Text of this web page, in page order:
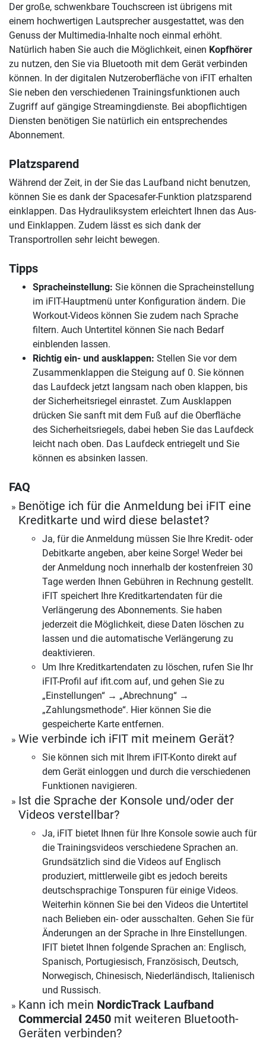
Der große, schwenkbare Touchscreen ist übrigens mit
einem hochwertigen Lautsprecher ausgestattet, was den
Genuss der Multimedia-Inhalte noch einmal erhöht.
Natürlich haben Sie auch die Möglichkeit, einen Kopfhörer
zu nutzen, den Sie via Bluetooth mit dem Gerät verbinden
können. In der digitalen Nutzeroberfläche von iFIT erhalten
Sie neben den verschiedenen Trainingsfunktionen auch
Zugriff auf gängige Streamingdienste. Bei abopflichtigen
Diensten benötigen Sie natürlich ein entsprechendes
Abonnement.
Platzsparend
Während der Zeit, in der Sie das Laufband nicht benutzen,
können Sie es dank der Spacesafer-Funktion platzsparend
einklappen. Das Hydrauliksystem erleichtert Ihnen das Aus-
und Einklappen. Zudem lässt es sich dank der
Transportrollen sehr leicht bewegen.
Tipps
Spracheinstellung: Sie können die Spracheinstellung
im iFIT-Hauptmenü unter Konfiguration ändern. Die
Workout-Videos können Sie zudem nach Sprache
filtern. Auch Untertitel können Sie nach Bedarf
einblenden lassen.
Richtig ein- und ausklappen: Stellen Sie vor dem
Zusammenklappen die Steigung auf 0. Sie können
das Laufdeck jetzt langsam nach oben klappen, bis
der Sicherheitsriegel einrastet. Zum Ausklappen
drücken Sie sanft mit dem Fuß auf die Oberfläche
des Sicherheitsriegels, dabei heben Sie das Laufdeck
leicht nach oben. Das Laufdeck entriegelt und Sie
können es absinken lassen.
FAQ
Benötige ich für die Anmeldung bei iFIT eine
Kreditkarte und wird diese belastet?
Ja, für die Anmeldung müssen Sie Ihre Kredit- oder
Debitkarte angeben, aber keine Sorge! Weder bei
der Anmeldung noch innerhalb der kostenfreien 30
Tage werden Ihnen Gebühren in Rechnung gestellt.
iFIT speichert Ihre Kreditkartendaten für die
Verlängerung des Abonnements. Sie haben
jederzeit die Möglichkeit, diese Daten löschen zu
lassen und die automatische Verlängerung zu
deaktivieren.
Um Ihre Kreditkartendaten zu löschen, rufen Sie Ihr
iFIT-Profil auf ifit.com auf, und gehen Sie zu
„Einstellungen“ → „Abrechnung“ →
„Zahlungsmethode“. Hier können Sie die
gespeicherte Karte entfernen.
Wie verbinde ich iFIT mit meinem Gerät?
Sie können sich mit Ihrem iFIT-Konto direkt auf
dem Gerät einloggen und durch die verschiedenen
Funktionen navigieren.
Ist die Sprache der Konsole und/oder der
Videos verstellbar?
Ja, iFIT bietet Ihnen für Ihre Konsole sowie auch für
die Trainingsvideos verschiedene Sprachen an.
Grundsätzlich sind die Videos auf Englisch
produziert, mittlerweile gibt es jedoch bereits
deutschsprachige Tonspuren für einige Videos.
Weiterhin können Sie bei den Videos die Untertitel
nach Belieben ein- oder ausschalten. Gehen Sie für
Änderungen an der Sprache in Ihre Einstellungen.
IFIT bietet Ihnen folgende Sprachen an: Englisch,
Spanisch, Portugiesisch, Französisch, Deutsch,
Norwegisch, Chinesisch, Niederländisch, Italienisch
und Russisch.
Kann ich mein NordicTrack Laufband
Commercial 2450 mit weiteren Bluetooth-
Geräten verbinden?